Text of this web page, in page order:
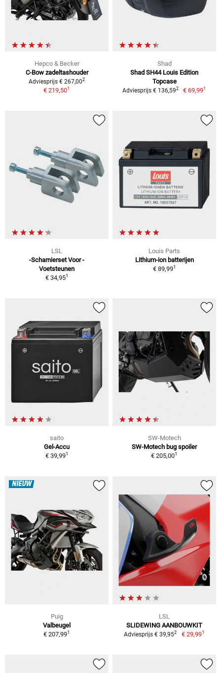
Hepco & Becker
C-Bow zadeltashouder
Adviesprijs € 267,002
€ 219,501
Shad
Shad SH44 Louis Edition
Topcase
Adviesprijs € 136,592 € 69,991
LSL
-Scharnierset Voor -
Voetsteunen
€ 34,951
Louis Parts
Lithium-ion batterijen
€ 89,991
saito
Gel-Accu
€ 39,991
SW-Motech
SW-Motech bug spoiler
€ 205,001
NIEUW
Puig
Valbeugel
€ 207,991
LSL
SLIDEWING AANBOUWKIT
Adviesprijs € 39,952 € 29,991